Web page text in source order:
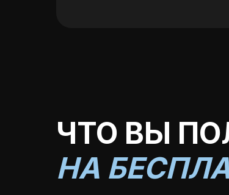
ЧТО ВЫ
НА